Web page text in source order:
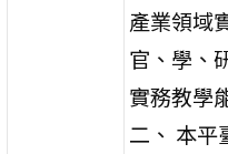
產業領域
官、學、
實務教學
二、 本平